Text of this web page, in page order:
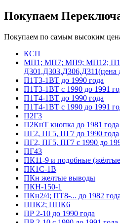
Покупаем
Покупаем по самым высоким
КСП
МП1; МП7; МП9; МП12;
Д301,Д303,Д306,Д311(цена
П1Т3-1ВТ до 1990 года
П1Т3-1ВТ с 1990 до 1991
П1Т4-1ВТ до 1990 года
П1Т4-1ВТ с 1990 до 1991
П2Г3
П2КнТ кнопка до 1981 года
ПГ2, ПГ5, ПГ7 до 1990 года
ПГ2, ПГ5, ПГ7 с 1990 до
ПГ43
ПК11-9 и подобные
ПК1С-1В
ПКн желтые выводы
ПКН-150-1
ПКн2/4; ПТ8-... до 1982
ППК2; ППК6
ПР 2-10 до 1990 года